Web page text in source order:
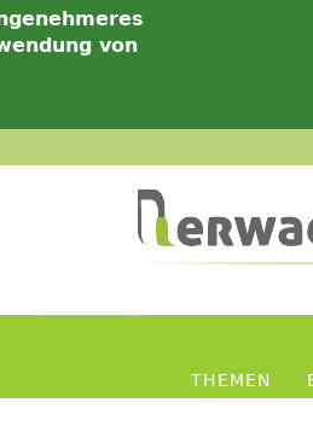
von
THEMEN